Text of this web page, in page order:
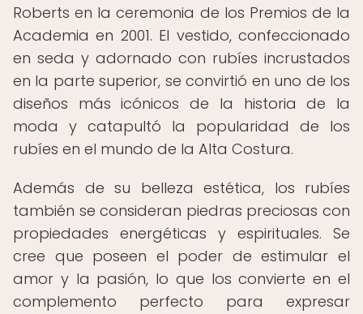
Roberts en la ceremonia de los Premios de la
Academia en 2001. El vestido, confeccionado
en seda y adornado con rubíes incrustados
en la parte superior, se convirtió en uno de los
diseños más icónicos de la historia de la
moda y catapultó la popularidad de los
rubíes en el mundo de la Alta Costura.
Además de su belleza estética, los rubíes
también se consideran piedras preciosas con
propiedades energéticas y espirituales. Se
cree que poseen el poder de estimular el
amor y la pasión, lo que los convierte en el
complemento perfecto para expresar